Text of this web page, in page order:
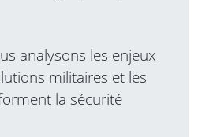
analysons les enjeux
militaires et les
la sécurité